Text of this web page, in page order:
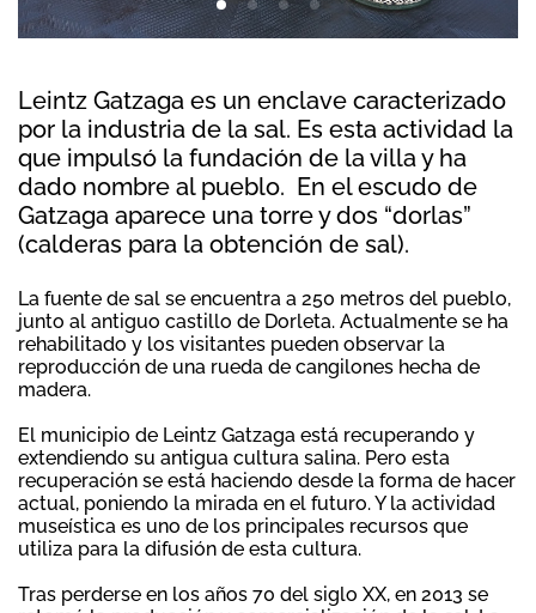
Leintz Gatzaga es un enclave caracterizado
por la industria de la sal. Es esta actividad la
que impulsó la fundación de la villa y ha
dado nombre al pueblo. En el escudo de
Gatzaga aparece una torre y dos “dorlas”
(calderas para la obtención de sal).
La fuente de sal se encuentra a 250 metros del pueblo,
junto al antiguo castillo de Dorleta. Actualmente se ha
rehabilitado y los visitantes pueden observar la
reproducción de una rueda de cangilones hecha de
madera.
El municipio de Leintz Gatzaga está recuperando y
extendiendo su antigua cultura salina. Pero esta
recuperación se está haciendo desde la forma de hacer
actual, poniendo la mirada en el futuro. Y la actividad
museística es uno de los principales recursos que
utiliza para la difusión de esta cultura.
Tras perderse en los años 70 del siglo XX, en 2013 se